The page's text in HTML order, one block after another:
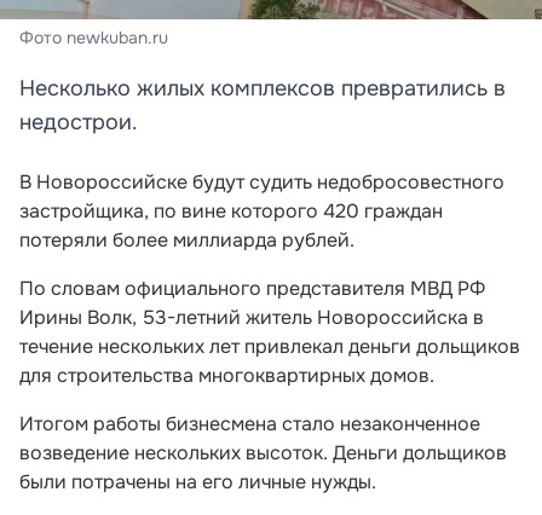
Фото newkuban.ru
Несколько жилых комплексов превратились в
недострои.
В Новороссийске будут судить недобросовестного
застройщика, по вине которого 420 граждан
потеряли более миллиарда рублей.
По словам официального представителя МВД РФ
Ирины Волк, 53-летний житель Новороссийска в
течение нескольких лет привлекал деньги дольщиков
для строительства многоквартирных домов.
Итогом работы бизнесмена стало незаконченное
возведение нескольких высоток. Деньги дольщиков
были потрачены на его личные нужды.